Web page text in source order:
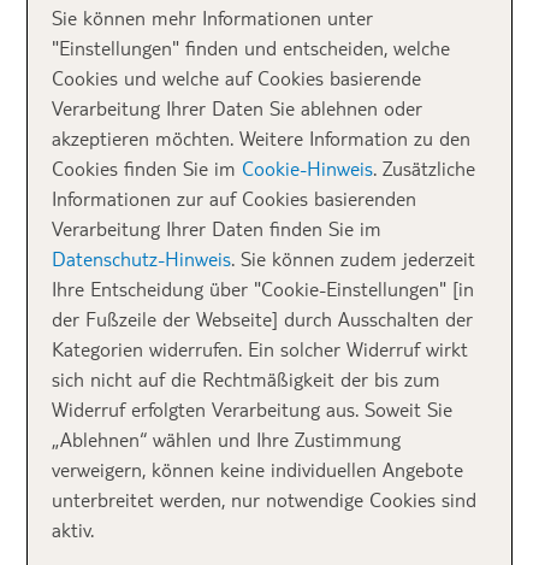
Urlaub.
Mythos 1: Ich bin schwanger und darf nicht mehr
fliegen.
Falsch! In der Regel empfehlen Ärzte lange
Flugstrecken während der ersten 12 Wochen zu
vermeiden, da in dieser Phase eine erhöhte Gefahr
von Blutungen oder einer Fehlgeburt besteht. Da die
Schwangerschaft im zweiten Trimester eine stabilere
Phase erreicht, gilt das mittlere
Schwangerschaftsdrittel häufig als idealere Reisezeit.
Viele der anfänglichen Symptome wie Übelkeit oder
Müdigkeit sind bereits abgeklungen, man schleppt
noch nicht so viele Pfunde mit sich herum und die
Gefahr einer Thromboseentstehung ist noch nicht so
hoch, wie im letzten Schwangerschaftsdrittel.
Sie können mehr Informationen unter
"Einstellungen" finden und entscheiden, welche
Cookies und welche auf Cookies basierende
Verarbeitung Ihrer Daten Sie ablehnen oder
akzeptieren möchten. Weitere Information zu den
Cookies finden Sie im Cookie-Hinweis. Zusätzliche
Informationen zur auf Cookies basierenden
Verarbeitung Ihrer Daten finden Sie im
Datenschutz-Hinweis. Sie können zudem jederzeit
Ihre Entscheidung über "Cookie-Einstellungen" [in
der Fußzeile der Webseite] durch Ausschalten der
Kategorien widerrufen. Ein solcher Widerruf wirkt
sich nicht auf die Rechtmäßigkeit der bis zum
Widerruf erfolgten Verarbeitung aus. Soweit Sie
„Ablehnen“ wählen und Ihre Zustimmung
verweigern, können keine individuellen Angebote
unterbreitet werden, nur notwendige Cookies sind
aktiv.